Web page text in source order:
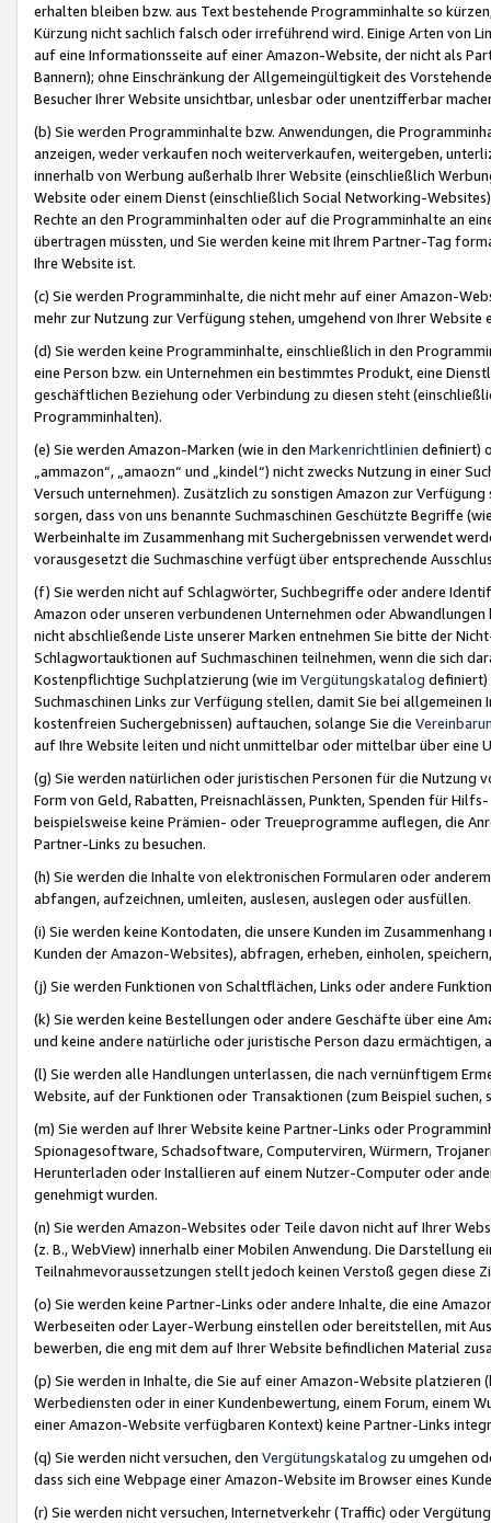
erhalten bleiben bzw. aus Text bestehende Programminhalte so
Kürzung nicht sachlich falsch oder irreführend wird. Einige Arten von
auf eine Informationsseite auf einer Amazon-Website, der nicht als
Bannern); ohne Einschränkung der Allgemeingültigkeit des
Besucher Ihrer Website unsichtbar, unlesbar oder unentzifferbar
(b) Sie werden Programminhalte bzw. Anwendungen, die
anzeigen, weder verkaufen noch weiterverkaufen, weitergeben,
innerhalb von Werbung außerhalb Ihrer Website (einschließlich
Website oder einem Dienst (einschließlich Social Networking-
Rechte an den Programminhalten oder auf die Programminhalte an
übertragen müssten, und Sie werden keine mit Ihrem Partner-Tag
Ihre Website ist.
(c) Sie werden Programminhalte, die nicht mehr auf einer Amazon-
mehr zur Nutzung zur Verfügung stehen, umgehend von Ihrer
(d) Sie werden keine Programminhalte, einschließlich in den
eine Person bzw. ein Unternehmen ein bestimmtes Produkt, eine
geschäftlichen Beziehung oder Verbindung zu diesen steht
Programminhalten).
(e) Sie werden Amazon-Marken (wie in den Markenrichtlinien definiert)
„ammazon“, „amaozn“ und „kindel“) nicht zwecks Nutzung in einer
Versuch unternehmen). Zusätzlich zu sonstigen Amazon zur
sorgen, dass von uns benannte Suchmaschinen Geschützte Begriffe
Werbeinhalte im Zusammenhang mit Suchergebnissen verwendet
vorausgesetzt die Suchmaschine verfügt über entsprechende
(f) Sie werden nicht auf Schlagwörter, Suchbegriffe oder andere
Amazon oder unseren verbundenen Unternehmen oder
nicht abschließende Liste unserer Marken entnehmen Sie bitte der
Schlagwortauktionen auf Suchmaschinen teilnehmen, wenn die sich
Kostenpflichtige Suchplatzierung (wie im Vergütungskatalog definiert)
Suchmaschinen Links zur Verfügung stellen, damit Sie bei
kostenfreien Suchergebnissen) auftauchen, solange Sie die
auf Ihre Website leiten und nicht unmittelbar oder mittelbar über eine
(g) Sie werden natürlichen oder juristischen Personen für die Nutzung
Form von Geld, Rabatten, Preisnachlässen, Punkten, Spenden für
beispielsweise keine Prämien- oder Treueprogramme auflegen, die
Partner-Links zu besuchen.
(h) Sie werden die Inhalte von elektronischen Formularen oder
abfangen, aufzeichnen, umleiten, auslesen, auslegen oder ausfüllen.
(i) Sie werden keine Kontodaten, die unsere Kunden im
Kunden der Amazon-Websites), abfragen, erheben, einholen,
(j) Sie werden Funktionen von Schaltflächen, Links oder andere
(k) Sie werden keine Bestellungen oder andere Geschäfte über eine
und keine andere natürliche oder juristische Person dazu
(l) Sie werden alle Handlungen unterlassen, die nach vernünftigem
Website, auf der Funktionen oder Transaktionen (zum Beispiel
(m) Sie werden auf Ihrer Website keine Partner-Links oder
Spionagesoftware, Schadsoftware, Computerviren, Würmern,
Herunterladen oder Installieren auf einem Nutzer-Computer oder
genehmigt wurden.
(n) Sie werden Amazon-Websites oder Teile davon nicht auf Ihrer
(z. B., WebView) innerhalb einer Mobilen Anwendung. Die Darstellung
Teilnahmevoraussetzungen stellt jedoch keinen Verstoß gegen diese
(o) Sie werden keine Partner-Links oder andere Inhalte, die eine
Werbeseiten oder Layer-Werbung einstellen oder bereitstellen, mit
bewerben, die eng mit dem auf Ihrer Website befindlichen Material
(p) Sie werden in Inhalte, die Sie auf einer Amazon-Website
Werbediensten oder in einer Kundenbewertung, einem Forum, einem
einer Amazon-Website verfügbaren Kontext) keine Partner-Links
(q) Sie werden nicht versuchen, den Vergütungskatalog zu umgehen
dass sich eine Webpage einer Amazon-Website im Browser eines
(r) Sie werden nicht versuchen, Internetverkehr (Traffic) oder